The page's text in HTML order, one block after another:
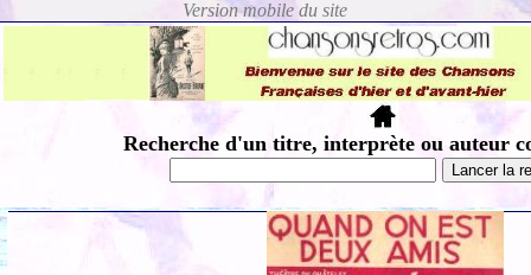
Recherche d'un titre, interprète ou auteur